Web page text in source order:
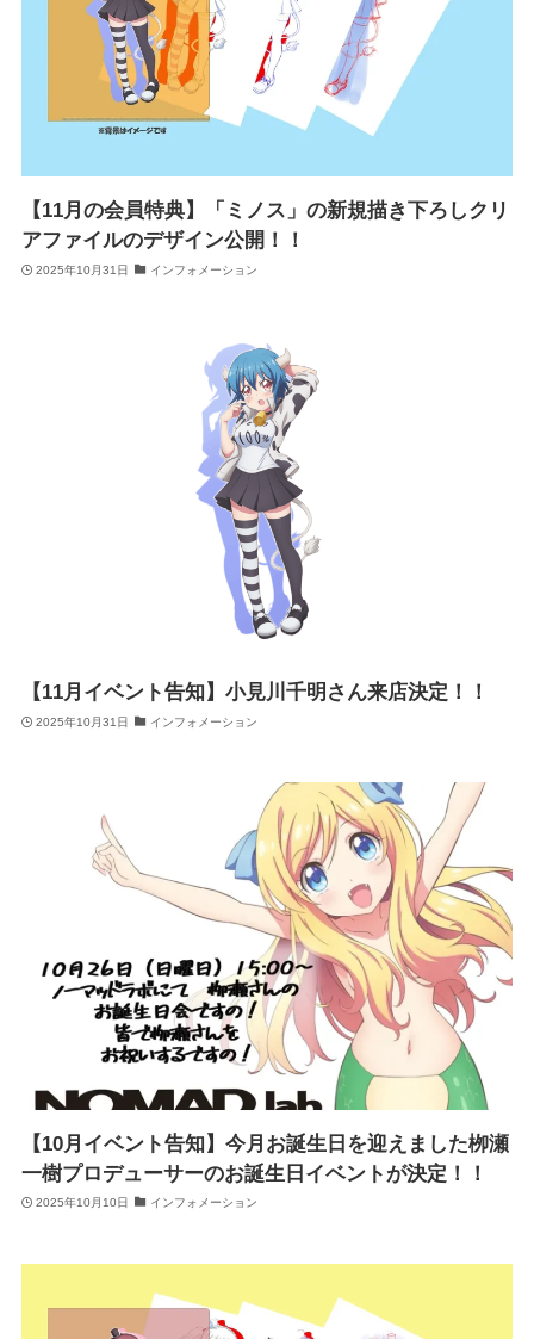
【11月の会員特典】「ミノス」の新規描き下ろしクリ
アファイルのデザイン公開！！
2025年10月31日 インフォメーション
【11月イベント告知】小見川千明さん来店決定！！
2025年10月31日 インフォメーション
【10月イベント告知】今月お誕生日を迎えました栁瀬
一樹プロデューサーのお誕生日イベントが決定！！
2025年10月10日 インフォメーション